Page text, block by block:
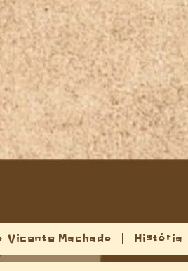
Vicente Machado História